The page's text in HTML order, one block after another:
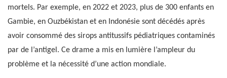
mortels. Par exemple, en 2022 et 2023, plus de 300 enfants en
Gambie, en Ouzbékistan et en Indonésie sont décédés après
avoir consommé des sirops antitussifs pédiatriques contaminés
par de l’antigel. Ce drame a mis en lumière l’ampleur du
problème et la nécessité d’une action mondiale.